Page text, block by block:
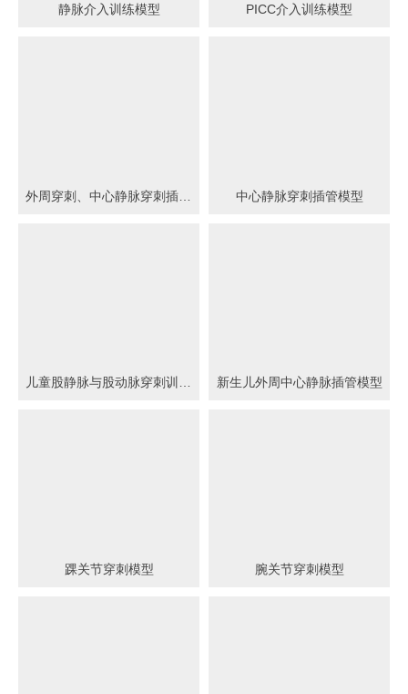
静脉介入训练模型 PICC介入训练模型
外周穿刺、中心静脉穿刺插管模型 中心静脉穿刺插管模型
儿童股静脉与股动脉穿刺训练模型 新生儿外周中心静脉插管模型
踝关节穿刺模型 腕关节穿刺模型